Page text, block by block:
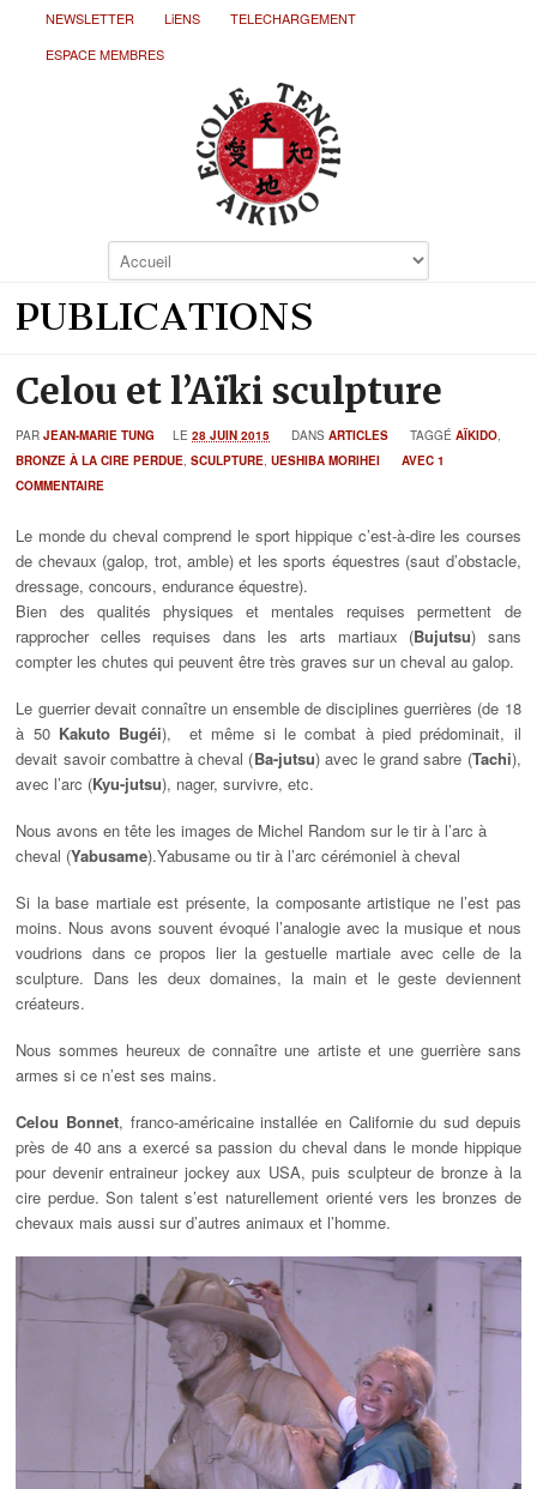
NEWSLETTER LiENS
TELECHARGEMENT
ESPACE MEMBRES
PUBLICATIONS
Celou et l’Aïki sculpture
PARJEAN-MARIE TUNG LE28 JUIN 2015 DANSARTICLES TAGGÉAÏKIDO,
BRONZE À LA CIRE PERDUE,SCULPTURE,UESHIBA MORIHEI
AVEC 1
COMMENTAIRE
Le monde du cheval comprend le sport hippique c’est-à-dire les courses
de chevaux (galop, trot, amble) et les sports équestres (saut d’obstacle,
dressage, concours, endurance équestre).
Bien des qualités physiques et mentales requises permettent de
rapprocher celles requises dans les arts martiaux (Bujutsu) sans
compter les chutes qui peuvent être très graves sur un cheval au galop.
Le guerrier devait connaître un ensemble de disciplines guerrières (de 18
à 50 Kakuto Bugéi), et même si le combat à pied prédominait, il
devait savoir combattre à cheval (Ba-jutsu) avec le grand sabre (Tachi),
avec l’arc (Kyu-jutsu), nager, survivre, etc.
Nous avons en tête les images de Michel Random sur le tir à l’arc à
cheval (Yabusame).Yabusame ou tir à l’arc cérémoniel à cheval
Si la base martiale est présente, la composante artistique ne l’est pas
moins. Nous avons souvent évoqué l’analogie avec la musique et nous
voudrions dans ce propos lier la gestuelle martiale avec celle de la
sculpture. Dans les deux domaines, la main et le geste deviennent
créateurs.
Nous sommes heureux de connaître une artiste et une guerrière sans
armes si ce n’est ses mains.
Celou Bonnet, franco-américaine installée en Californie du sud depuis
près de 40 ans a exercé sa passion du cheval dans le monde hippique
pour devenir entraineur jockey aux USA, puis sculpteur de bronze à la
cire perdue. Son talent s’est naturellement orienté vers les bronzes de
chevaux mais aussi sur d’autres animaux et l’homme.